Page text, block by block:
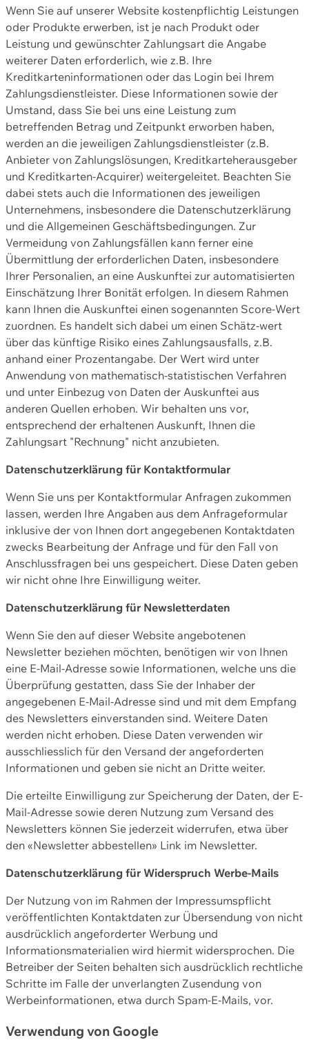
Wenn Sie auf unserer Website kostenpflichtig Leistungen
oder Produkte erwerben, ist je nach Produkt oder
Leistung und gewünschter Zahlungsart die Angabe
weiterer Daten erforderlich, wie z.B. Ihre
Kreditkarteninformationen oder das Login bei Ihrem
Zahlungsdienstleister. Diese Informationen sowie der
Umstand, dass Sie bei uns eine Leistung zum
betreffenden Betrag und Zeitpunkt erworben haben,
werden an die jeweiligen Zahlungsdienstleister (z.B.
Anbieter von Zahlungslösungen, Kreditkarteherausgeber
und Kreditkarten-Acquirer) weitergeleitet. Beachten Sie
dabei stets auch die Informationen des jeweiligen
Unternehmens, insbesondere die Datenschutzerklärung
und die Allgemeinen Geschäftsbedingungen. Zur
Vermeidung von Zahlungsfällen kann ferner eine
Übermittlung der erforderlichen Daten, insbesondere
Ihrer Personalien, an eine Auskunftei zur automatisierten
Einschätzung Ihrer Bonität erfolgen. In diesem Rahmen
kann Ihnen die Auskunftei einen sogenannten Score-Wert
zuordnen. Es handelt sich dabei um einen Schätz-wert
über das künftige Risiko eines Zahlungsausfalls, z.B.
anhand einer Prozentangabe. Der Wert wird unter
Anwendung von mathematisch-statistischen Verfahren
und unter Einbezug von Daten der Auskunftei aus
anderen Quellen erhoben. Wir behalten uns vor,
entsprechend der erhaltenen Auskunft, Ihnen die
Zahlungsart "Rechnung" nicht anzubieten.
Datenschutzerklärung für Kontaktformular
Wenn Sie uns per Kontaktformular Anfragen zukommen
lassen, werden Ihre Angaben aus dem Anfrageformular
inklusive der von Ihnen dort angegebenen Kontaktdaten
zwecks Bearbeitung der Anfrage und für den Fall von
Anschlussfragen bei uns gespeichert. Diese Daten geben
wir nicht ohne Ihre Einwilligung weiter.
Datenschutzerklärung für Newsletterdaten
Wenn Sie den auf dieser Website angebotenen
Newsletter beziehen möchten, benötigen wir von Ihnen
eine E-Mail-Adresse sowie Informationen, welche uns die
Überprüfung gestatten, dass Sie der Inhaber der
angegebenen E-Mail-Adresse sind und mit dem Empfang
des Newsletters einverstanden sind. Weitere Daten
werden nicht erhoben. Diese Daten verwenden wir
ausschliesslich für den Versand der angeforderten
Informationen und geben sie nicht an Dritte weiter.
Die erteilte Einwilligung zur Speicherung der Daten, der E-
Mail-Adresse sowie deren Nutzung zum Versand des
Newsletters können Sie jederzeit widerrufen, etwa über
den «Newsletter abbestellen» Link im Newsletter.
Datenschutzerklärung für Widerspruch Werbe-Mails
Der Nutzung von im Rahmen der Impressumspflicht
veröffentlichten Kontaktdaten zur Übersendung von nicht
ausdrücklich angeforderter Werbung und
Informationsmaterialien wird hiermit widersprochen. Die
Betreiber der Seiten behalten sich ausdrücklich rechtliche
Schritte im Falle der unverlangten Zusendung von
Werbeinformationen, etwa durch Spam-E-Mails, vor.
Verwendung von Google